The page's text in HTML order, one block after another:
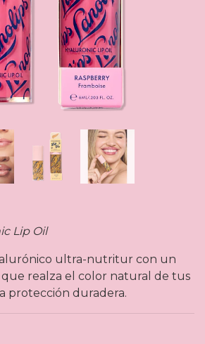
Lip Oil
ultra-nutritur con un
realza el color natural de tus
protección duradera.